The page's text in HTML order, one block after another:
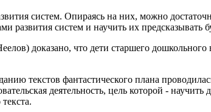
систем. Опираясь на них, можно
развития систем и научить их предсказывать
доказано, что дети старшего дошкольного
текстов фантастического плана
деятельность, цель которой -